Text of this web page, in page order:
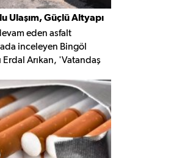
Ulaşım, Güçlü Altyapı
eden asfalt
inceleyen Bingöl
Erdal Arıkan, 'Vatandaş
hatırlar' diyerek,
kalıcı ve güvenli
söyledi. Arıkan,
40 bin ton asfalt serimi
belirtti.